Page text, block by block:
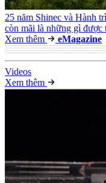
25 năm Shinec và Hành
còn mãi là những gì được
Xem thêm
eMagazine
Videos
Xem thêm